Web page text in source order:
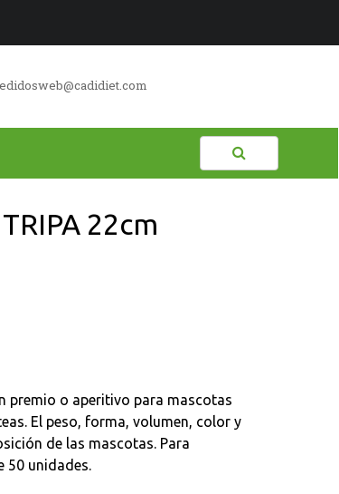
22cm
premio o aperitivo para mascotas
El peso, forma, volumen, color y
de las mascotas. Para
50 unidades.